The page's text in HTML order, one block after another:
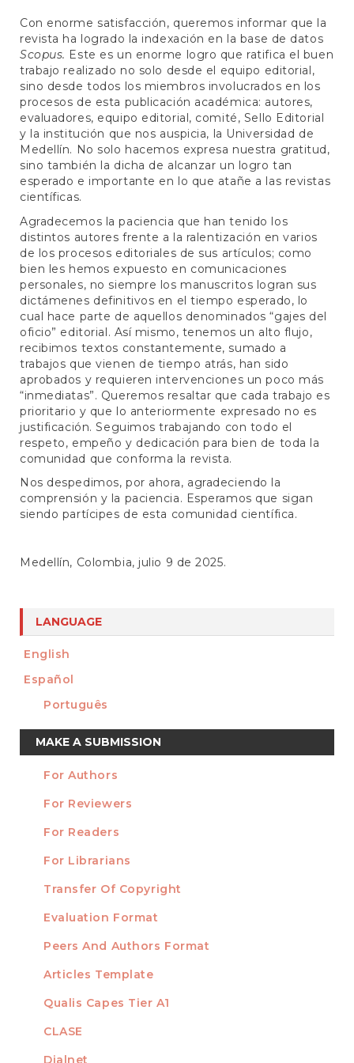
n
S
i
d
r
Con enorme satisfacción, queremos informar que la
revista ha logrado la indexación en la base de datos
Scopus. Este es un enorme logro que ratifica el buen
trabajo realizado no solo desde el equipo editorial,
sino desde todos los miembros involucrados en los
procesos de esta publicación académica: autores,
evaluadores, equipo editorial, comité, Sello Editorial
y la institución que nos auspicia, la Universidad de
Medellín. No solo hacemos expresa nuestra gratitud,
sino también la dicha de alcanzar un logro tan
esperado e importante en lo que atañe a las revistas
científicas.
Agradecemos la paciencia que han tenido los
distintos autores frente a la ralentización en varios
de los procesos editoriales de sus artículos; como
bien les hemos expuesto en comunicaciones
personales, no siempre los manuscritos logran sus
dictámenes definitivos en el tiempo esperado, lo
cual hace parte de aquellos denominados “gajes del
oficio” editorial. Así mismo, tenemos un alto flujo,
recibimos textos constantemente, sumado a
trabajos que vienen de tiempo atrás, han sido
aprobados y requieren intervenciones un poco más
“inmediatas”. Queremos resaltar que cada trabajo es
prioritario y que lo anteriormente expresado no es
justificación. Seguimos trabajando con todo el
respeto, empeño y dedicación para bien de toda la
comunidad que conforma la revista.
Nos despedimos, por ahora, agradeciendo la
comprensión y la paciencia. Esperamos que sigan
siendo partícipes de esta comunidad científica.
Medellín, Colombia, julio 9 de 2025.
LANGUAGE
English
Español
Português
Make
a
Submission
MAKE A SUBMISSION
INFORMATION
For Authors
For Reviewers
For Readers
For Librarians
TEMPLATES
Transfer Of Copyright
Evaluation Format
Peers And Authors Format
Articles Template
INDEXED
Qualis Capes Tier A1
CLASE
Dialnet